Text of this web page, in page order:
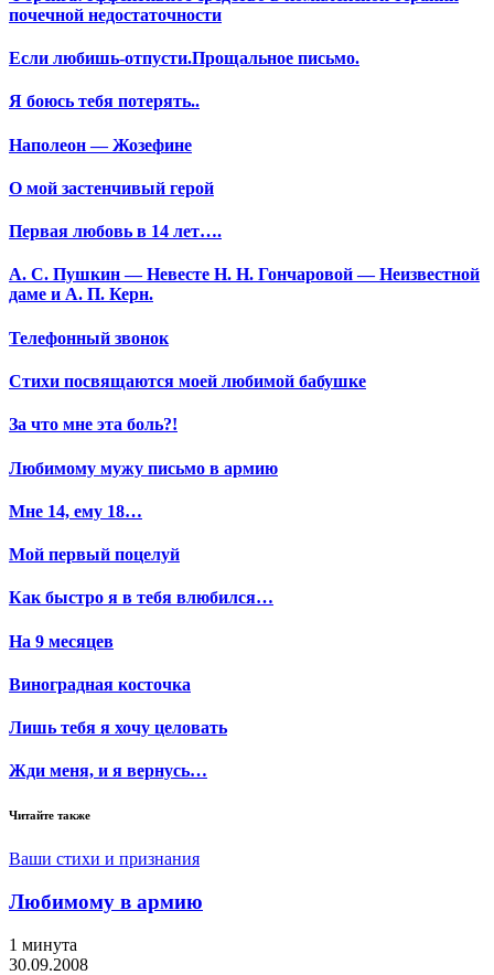
почечной недостаточности
Если любишь-отпусти.Прощальное письмо.
Я боюсь тебя потерять..
Наполеон — Жозефине
О мой застенчивый герой
Первая любовь в 14 лет….
А. С. Пушкин — Невесте Н. Н. Гончаровой — Неизвестной
даме и А. П. Керн.
Телефонный звонок
Стихи посвящаются моей любимой бабушке
За что мне эта боль?!
Любимому мужу письмо в армию
Мне 14, ему 18…
Мой первый поцелуй
Как быстро я в тебя влюбился…
На 9 месяцев
Виноградная косточка
Лишь тебя я хочу целовать
Жди меня, и я вернусь…
Читайте также
Ваши стихи и признания
Любимому в армию
1 минута
30.09.2008